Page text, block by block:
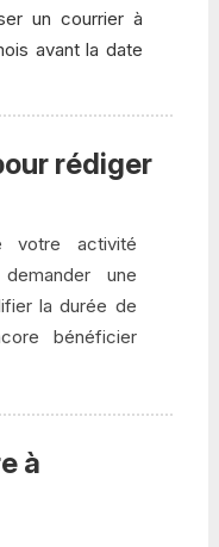
un courrier à
avant la date
rédiger
votre activité
une
la durée de
bénéficier
à